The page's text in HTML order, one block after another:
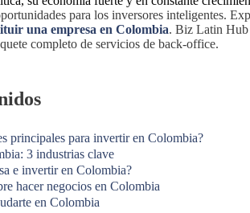
para los inversores inteligentes.
una empresa en Colombia. Biz Latin Hub
completo de servicios de back-office.
principales para invertir en Colombia?
3 industrias clave
e invertir en Colombia?
hacer negocios en Colombia
en Colombia